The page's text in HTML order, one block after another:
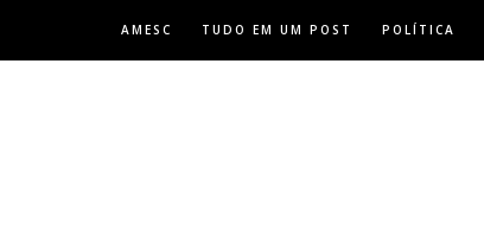
AMESC TUDO EM UM POST POLÍTICA